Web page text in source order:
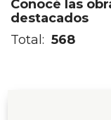
Conocé las
destacados
Total: 568